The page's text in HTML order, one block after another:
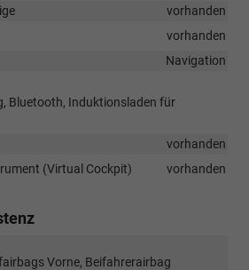
vorhanden
vorhanden
Navigation
Bluetooth, Induktionsladen für
vorhanden
(Virtual Cockpit)
vorhanden
Vorne, Beifahrerairbag